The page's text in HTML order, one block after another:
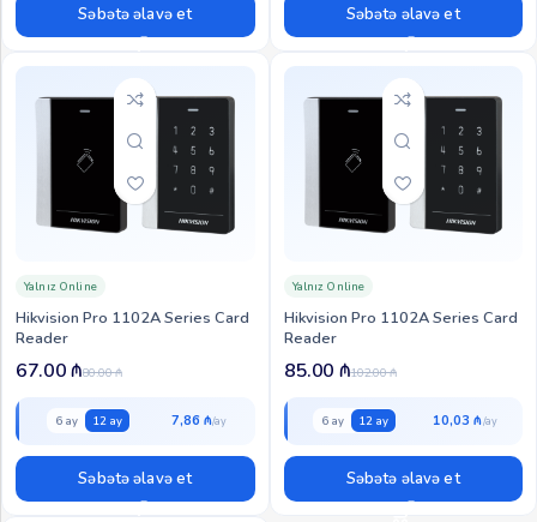
Səbətə əlavə et Səbətə əlavə et
Hikvision Pro 1102A Series Card
Reader
Yalnız Online
80.00₼
67.00₼
6 ay 12 ay 7,86 ₼
Səbətə əlavə et
Hikvision Pro 1102A Series Card
Reader
Yalnız Online
102.00₼
85.00 ₼
6 ay 12 ay 10,03 ₼
Səbətə əlavə et